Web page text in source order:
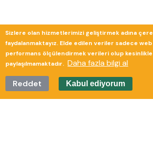
Sizlere olan hizmetlerimizi geliştirmek adına
faydalanmaktayız. Elde edilen veriler sadece
performans ölçülendirmek verileri olup
paylaşılmamaktadır. Daha fazla bilgi al
Reddet
Kabul ediyorum